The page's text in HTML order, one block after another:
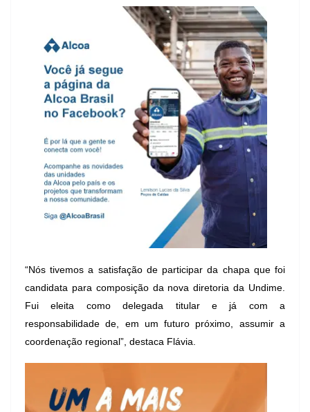
“Nós tivemos a satisfação de participar da chapa que foi
candidata para composição da nova diretoria da Undime.
Fui eleita como delegada titular e já com a
responsabilidade de, em um futuro próximo, assumir a
coordenação regional”, destaca Flávia.